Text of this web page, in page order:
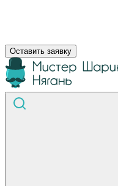
Оставить заявку